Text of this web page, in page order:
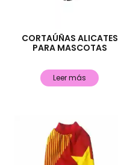
CORTAÚÑAS ALICATES
PARA MASCOTAS
Leer más